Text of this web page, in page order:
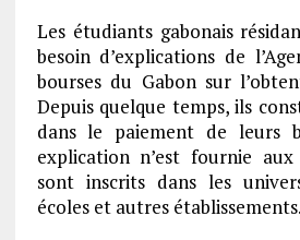
Les étudiants gabonais
besoin d’explications de
bourses du Gabon sur
Depuis quelque temps, ils
dans le paiement de leurs
explication n’est fournie
sont inscrits dans les
écoles et autres établissements.